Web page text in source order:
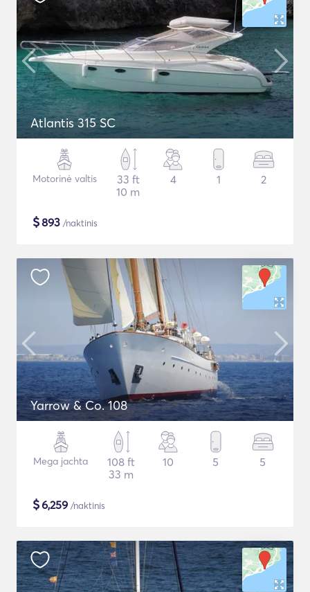
Atlantis 315 SC
Motorinė valtis
33 ft
10 m
4 1 2
$893 /naktinis
Yarrow & Co. 108
Mega jachta
108 ft
33 m
10 5 5
$6,259 /naktinis